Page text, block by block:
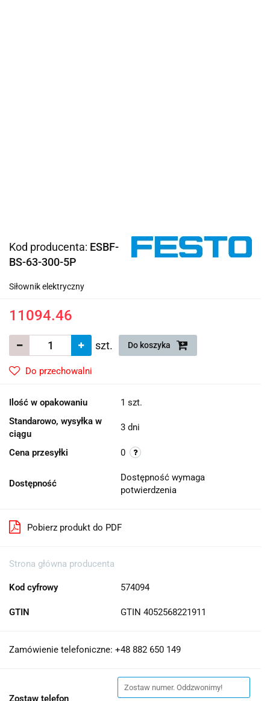
Kod producenta: ESBF-
BS-63-300-5P
Siłownik elektryczny
11094.46
szt. Do koszyka
Do przechowalni
Ilość w opakowaniu
1 szt.
Standarowo, wysyłka w
ciągu
3 dni
Cena przesyłki 0
Dostępność
Dostępność wymaga
potwierdzenia
Pobierz produkt do PDF
Strona główna producenta
Kod cyfrowy 574094
GTIN GTIN 4052568221911
Zamówienie telefoniczne: +48 882 650 149
Zostaw telefon